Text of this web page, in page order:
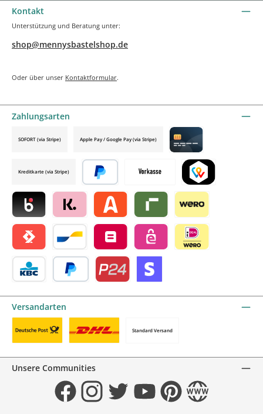
Kontakt
Unterstützung und Beratung unter:
shop@mennysbastelshop.de
Oder über unser Kontaktformular.
Zahlungsarten
Vorkasse TWINT by mollie
Blik by mollieKlarna by mollieAlma by mollieRiverty by mollie
Wero
Satispay by mollieBancontact by mollie
Belfius by mollieeps by mollie
SOFORT (via Stripe) Apple Pay / Google Pay (via Stripe)
Credit card by mollie
Kreditkarte (via Stripe)
Später bezahlen
Versandarten
Standard Versand
Unsere Communities
FacebookInstagramTwitter YouTubePinterestWebsite